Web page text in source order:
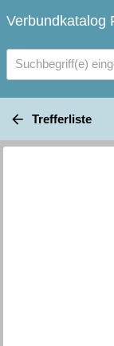
Verbundkatalog
Suchbegriff(e)
Trefferliste